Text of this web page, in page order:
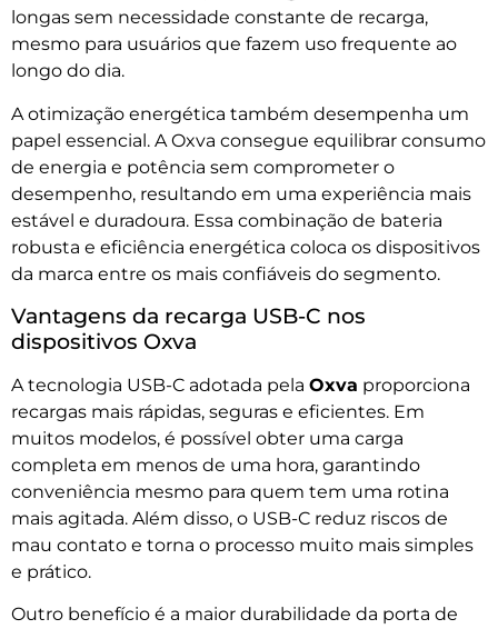
longas sem necessidade constante de recarga,
mesmo para usuários que fazem uso frequente ao
longo do dia.
A otimização energética também desempenha um
papel essencial. A Oxva consegue equilibrar consumo
de energia e potência sem comprometer o
desempenho, resultando em uma experiência mais
estável e duradoura. Essa combinação de bateria
robusta e eficiência energética coloca os dispositivos
da marca entre os mais confiáveis do segmento.
Vantagens da recarga USB-C nos
dispositivos Oxva
A tecnologia USB-C adotada pela Oxva proporciona
recargas mais rápidas, seguras e eficientes. Em
muitos modelos, é possível obter uma carga
completa em menos de uma hora, garantindo
conveniência mesmo para quem tem uma rotina
mais agitada. Além disso, o USB-C reduz riscos de
mau contato e torna o processo muito mais simples
e prático.
Outro benefício é a maior durabilidade da porta de